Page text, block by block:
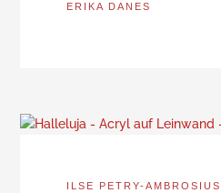
ERIKA DANES
ILSE PETRY-AMBROSIUS